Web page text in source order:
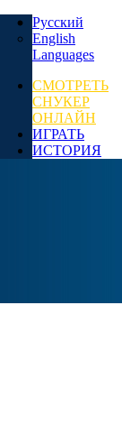
Русский
English
Languages
СМОТРЕТЬ
СНУКЕР
ОНЛАЙН
ИГРАТЬ
ИСТОРИЯ